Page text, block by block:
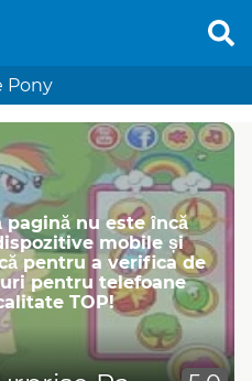
Pony
pagină nu este încă
mobile și
pentru a verifica de
pentru telefoane
TOP!